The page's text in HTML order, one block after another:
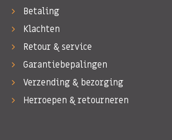
Betaling
Klachten
Retour & service
Garantiebepalingen
Verzending & bezorging
Herroepen & retourneren